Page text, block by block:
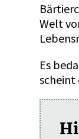
Welt
Es
scheint